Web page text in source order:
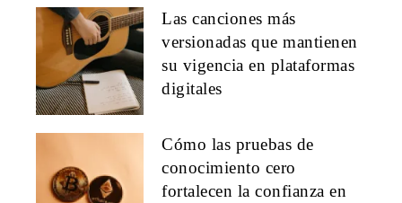
Las canciones más
versionadas que mantienen
su vigencia en plataformas
digitales
Cómo las pruebas de
conocimiento cero
fortalecen la confianza en